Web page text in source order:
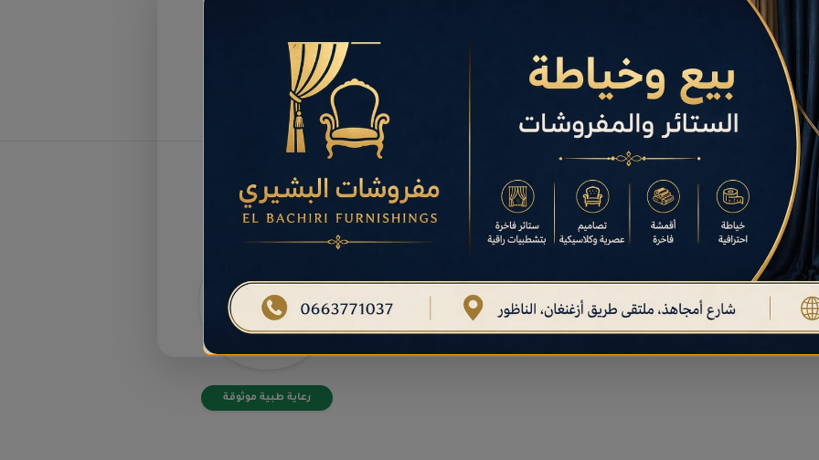
رعاية فائقة لصحة حيوانك الأليف
أطباء البيطرة والعيادات البيطريةفي إقليم الناظور وما
المتخصصين في الطب البيطري لضمان حصول حيوانك الأليف،
الدقيق.
متقدمة
، ليقدم للمواطنين والمربين تفاصيل دقيقة
البيطريين لضمان اتصال سريع واستجابة لحالات
رعاية طبية موثوقة